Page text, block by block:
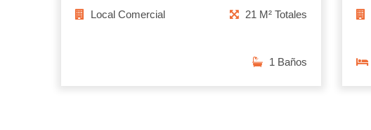
Local Comercial 21 M² Totales
1 Baños